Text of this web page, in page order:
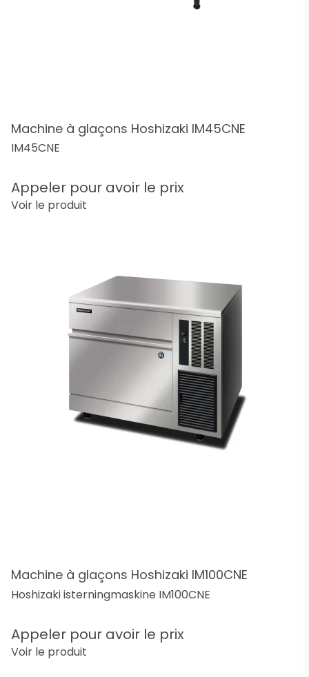
Machine à glaçons Hoshizaki IM45CNE
IM45CNE
Appeler pour avoir le prix
Voir le produit
Machine à glaçons Hoshizaki IM100CNE
Hoshizaki isterningmaskine IM100CNE
Appeler pour avoir le prix
Voir le produit